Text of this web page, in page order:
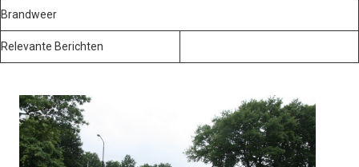
Brandweer
Relevante Berichten